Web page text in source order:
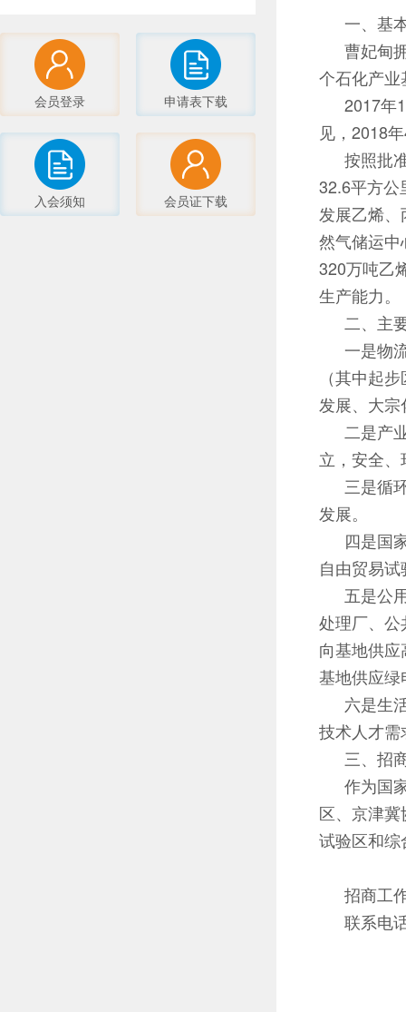
会员登录 申请表下载
入会须知 会员证下载
一、基
曹妃甸
个石化产
2017年
见，2018
按照批
32.6平方公
发展乙烯
然气储运
320万吨乙
生产能力。
二、主
一是物
（其中起
发展、大
二是产
立，安全
三是循
发展。
四是国
自由贸易
五是公
处理厂、
向基地供
基地供应
六是生
技术人才
三、招
作为国
区、京津
试验区和
招商工
联系电